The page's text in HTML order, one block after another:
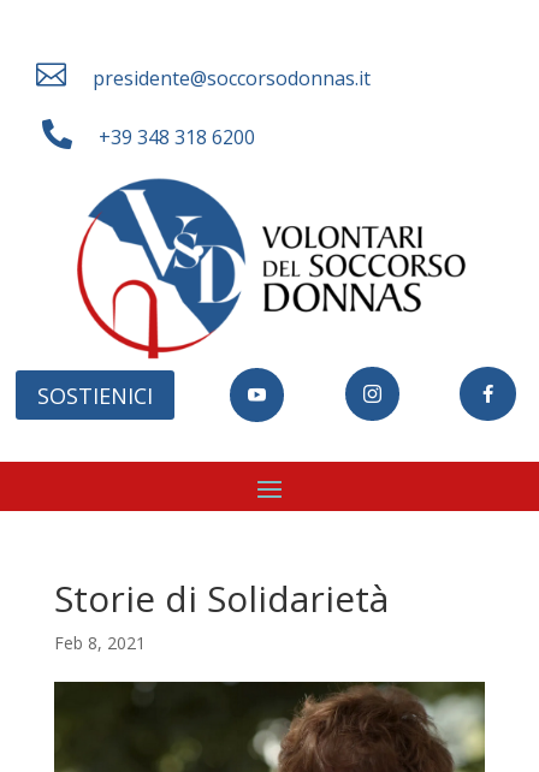
 presidente@soccorsodonnas.it
 +39 348 318 6200
SOSTIENICI   
Storie di Solidarietà
Feb 8, 2021